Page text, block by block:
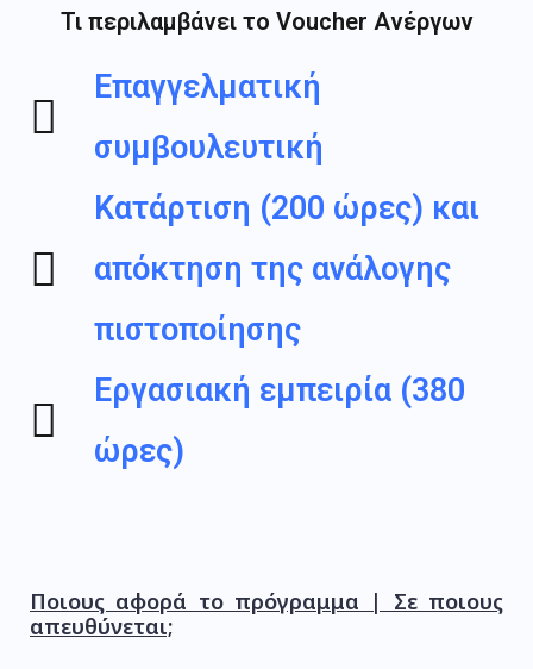
Τι περιλαμβάνει το Voucher Ανέργων
Επαγγελματική
συμβουλευτική
Κατάρτιση (200 ώρες) και
απόκτηση της ανάλογης
πιστοποίησης
Εργασιακή εμπειρία (380
ώρες)
Ποιους αφορά το πρόγραμμα | Σε ποιους
απευθύνεται;